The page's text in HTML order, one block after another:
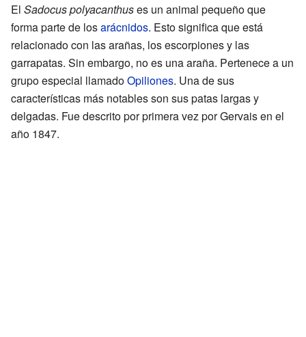
El Sadocus polyacanthuses un animal pequeño que
forma parte de losarácnidos. Esto significa que está
relacionado con las arañas, los escorpiones y las
garrapatas. Sin embargo, no es una araña. Pertenece a un
grupo especial llamadoOpiliones. Una de sus
características más notables son sus patas largas y
delgadas. Fue descrito por primera vez por Gervais en el
año 1847.